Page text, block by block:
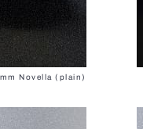
Novella (plain)